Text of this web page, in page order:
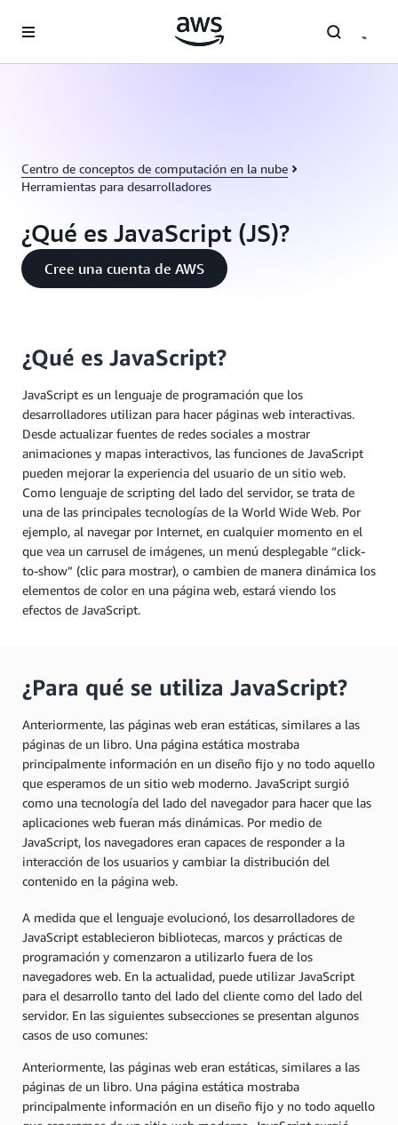
Centro de conceptos de computación en la nube
Herramientas para desarrolladores
¿Qué es JavaScript (JS)?
Cree una cuenta de AWS
¿Qué es JavaScript?
JavaScript es un lenguaje de programación que los
desarrolladores utilizan para hacer páginas web interactivas.
Desde actualizar fuentes de redes sociales a mostrar
animaciones y mapas interactivos, las funciones de JavaScript
pueden mejorar la experiencia del usuario de un sitio web.
Como lenguaje de scripting del lado del servidor, se trata de
una de las principales tecnologías de la World Wide Web. Por
ejemplo, al navegar por Internet, en cualquier momento en el
que vea un carrusel de imágenes, un menú desplegable “click-
to-show” (clic para mostrar), o cambien de manera dinámica los
elementos de color en una página web, estará viendo los
efectos de JavaScript.
¿Para qué se utiliza JavaScript?
Anteriormente, las páginas web eran estáticas, similares a las
páginas de un libro. Una página estática mostraba
principalmente información en un diseño fijo y no todo aquello
que esperamos de un sitio web moderno. JavaScript surgió
como una tecnología del lado del navegador para hacer que las
aplicaciones web fueran más dinámicas. Por medio de
JavaScript, los navegadores eran capaces de responder a la
interacción de los usuarios y cambiar la distribución del
contenido en la página web.
A medida que el lenguaje evolucionó, los desarrolladores de
JavaScript establecieron bibliotecas, marcos y prácticas de
programación y comenzaron a utilizarlo fuera de los
navegadores web. En la actualidad, puede utilizar JavaScript
para el desarrollo tanto del lado del cliente como del lado del
servidor. En las siguientes subsecciones se presentan algunos
casos de uso comunes:
Anteriormente, las páginas web eran estáticas, similares a las
páginas de un libro. Una página estática mostraba
principalmente información en un diseño fijo y no todo aquello